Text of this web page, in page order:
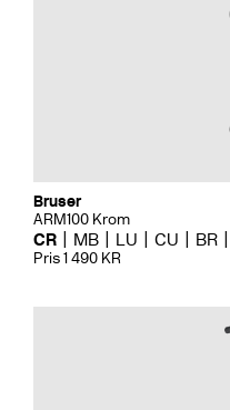
Bruser
ARM100 Krom
CR MB LU CU BR
Pris 1 490 KR